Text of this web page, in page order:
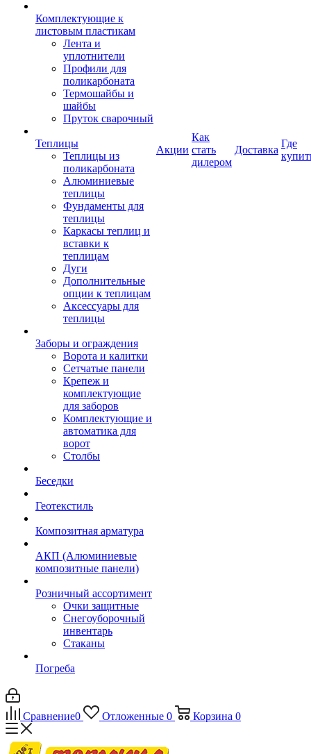
Комплектующие к
листовым пластикам
Лента и
уплотнители
Профили для
поликарбоната
Термошайбы и
шайбы
Пруток сварочный
Теплицы
Теплицы из
поликарбоната
Алюминиевые
теплицы
Фундаменты для
теплицы
Каркасы теплиц и
вставки к
теплицам
Дуги
Дополнительные
опции к теплицам
Аксессуары для
теплицы
Заборы и ограждения
Ворота и калитки
Сетчатые панели
Крепеж и
комплектующие
для заборов
Комплектующие и
автоматика для
ворот
Столбы
Беседки
Геотекстиль
Композитная арматура
АКП (Алюминиевые
композитные панели)
Розничный ассортимент
Очки защитные
Снегоуборочный
инвентарь
Стаканы
Погреба
Акции
Как
стать
дилером
Доставка
Где
Сравнение0 Отложенные 0 Корзина 0